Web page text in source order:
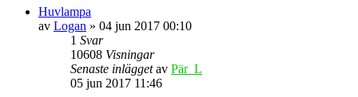
Huvlampa
av Logan » 04 jun 2017 00:10
1 Svar
10608 Visningar
Senaste inläggetav Pär_L
05 jun 2017 11:46